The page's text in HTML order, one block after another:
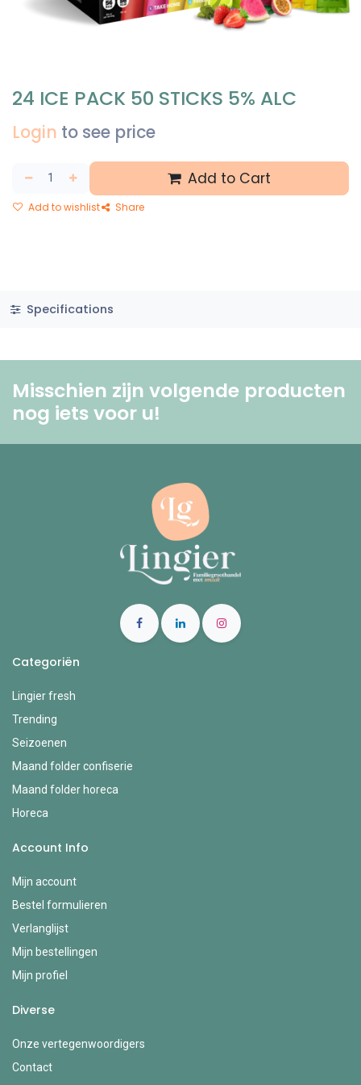
24 ICE PACK 50 STICKS 5% ALC
Login to see price
Add to Cart
Add to wishlist Share
Specifications
Misschien zijn volgende producten
nog iets voor u! ​
Categoriën
Lingier fresh
Trending
Seizoenen
Maand folder confiserie
Maand folder horeca
Horeca
Account Info
Mijn account
Bestel formulieren
Verlanglijst
Mijn bestellingen
Mijn profiel
Diverse
Onze vertegenwoordigers
Contact